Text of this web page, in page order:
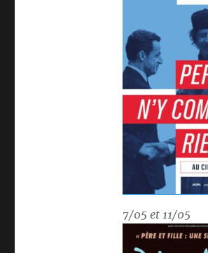
7/05 et 11/05